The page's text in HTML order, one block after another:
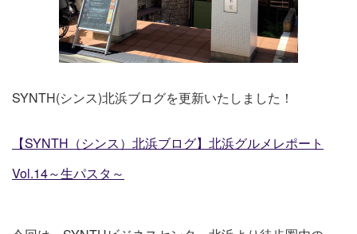
SYNTH(シンス)北浜ブログを更新いたしました！
【SYNTH（シンス）北浜ブログ】北浜グルメレポート
Vol.14～生パスタ～